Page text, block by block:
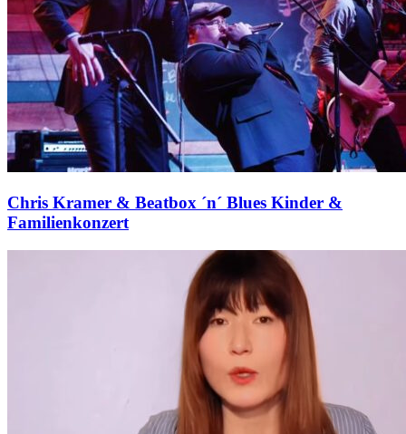
Chris Kramer & Beatbox ´n´ Blues Kinder &
Familienkonzert